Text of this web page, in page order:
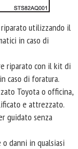
riparato utilizzando il
in caso di
riparato con il kit di
caso di foratura.
Toyota o officina,
e attrezzato.
guidato senza
danni in qualsiasi